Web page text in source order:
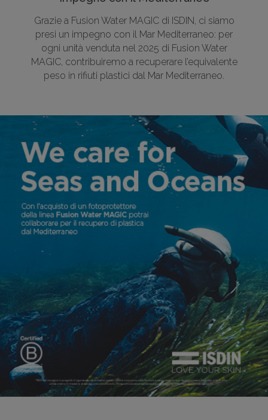
Grazie a Fusion Water MAGIC di ISDIN, ci siamo
presi un impegno con il Mar Mediterraneo: per
ogni unità venduta nel 2025 di Fusion Water
MAGIC, contribuiremo a recuperare l’equivalente
peso in rifiuti plastici dal Mar Mediterraneo.